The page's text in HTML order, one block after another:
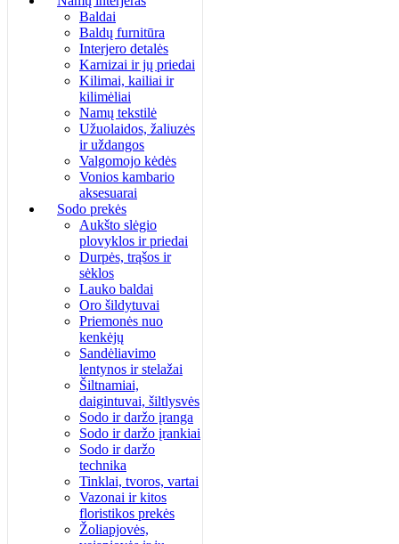
Baldai
Baldų furnitūra
Interjero detalės
Karnizai ir jų priedai
Kilimai, kailiai ir
kilimėliai
Namų tekstilė
Užuolaidos, žaliuzės
ir uždangos
Valgomojo kėdės
Vonios kambario
aksesuarai
Sodo prekės
Aukšto slėgio
plovyklos ir priedai
Durpės, trąšos ir
sėklos
Lauko baldai
Oro šildytuvai
Priemonės nuo
kenkėjų
Sandėliavimo
lentynos ir stelažai
Šiltnamiai,
daigintuvai, šiltlysvės
Sodo ir daržo įranga
Sodo ir daržo įrankiai
Sodo ir daržo
technika
Tinklai, tvoros, vartai
Vazonai ir kitos
floristikos prekės
Žoliapjovės,